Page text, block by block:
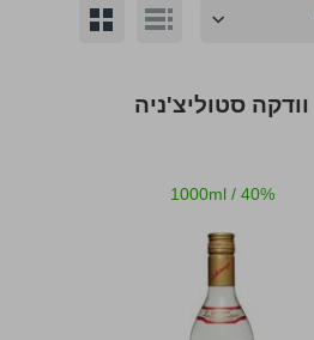
הצג
גריד רשימה
וודקה סטוליצ'ניה
1000ml / 40%